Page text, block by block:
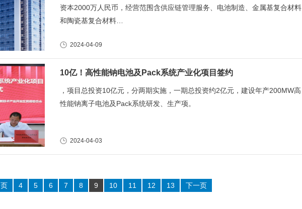
资本2000万人民币，经营范围含供应链管理服务、电池制造、金属基复合材料
和陶瓷基复合材料…
2024-04-09
10亿！高性能钠电池及Pack系统产业化项目签约
，项目总投资10亿元，分两期实施，一期总投资约2亿元，建设年产200MW高
性能钠离子电池及Pack系统研发、生产项。
2024-04-03
页 4 5 6 7 8 9 10 11 12 13 下一页